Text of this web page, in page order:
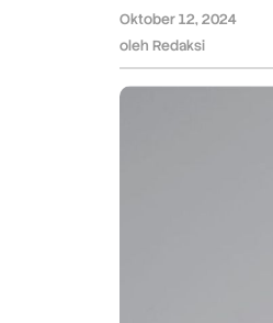
Oktober 12, 2024
oleh Redaksi